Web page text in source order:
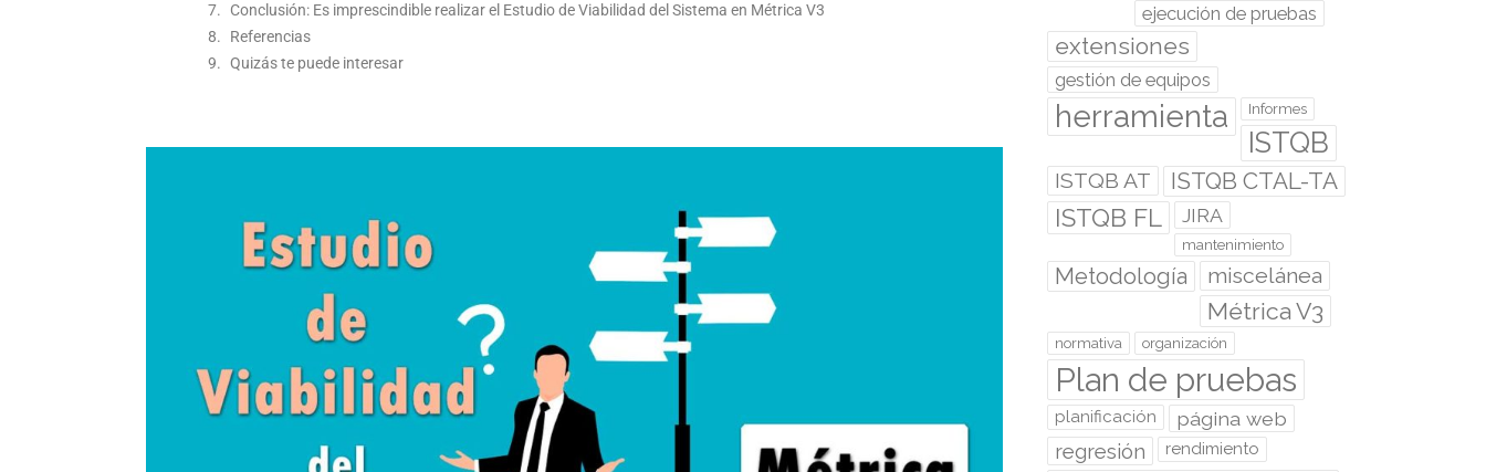
Conclusión: Es imprescindible realizar el Estudio de Viabilidad del Sistema en Métrica V3
Referencias
Quizás te puede interesar
ejecución de pruebas
extensiones
gestión de equipos
herramienta Informes
ISTQB
ISTQB AT ISTQB CTAL-TA
ISTQB FL JIRA
mantenimiento
Metodología miscelánea
Métrica V3
normativa organización
Plan de pruebas
planificación página web
regresión rendimiento